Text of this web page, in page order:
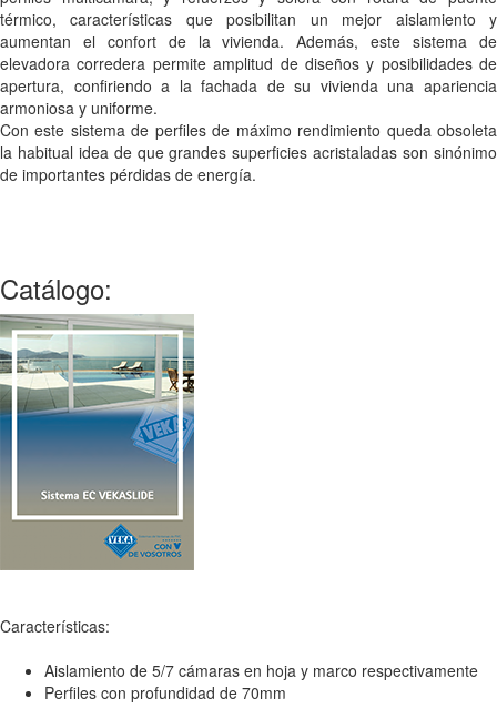
térmico, características que posibilitan un mejor aislamiento y
aumentan el confort de la vivienda. Además, este sistema de
elevadora corredera permite amplitud de diseños y posibilidades de
apertura, confiriendo a la fachada de su vivienda una apariencia
armoniosa y uniforme.
Con este sistema de perfiles de máximo rendimiento queda obsoleta
la habitual idea de que grandes superficies acristaladas son sinónimo
de importantes pérdidas de energía.
Catálogo:
Características:
Aislamiento de 5/7 cámaras en hoja y marco respectivamente
Perfiles con profundidad de 70mm